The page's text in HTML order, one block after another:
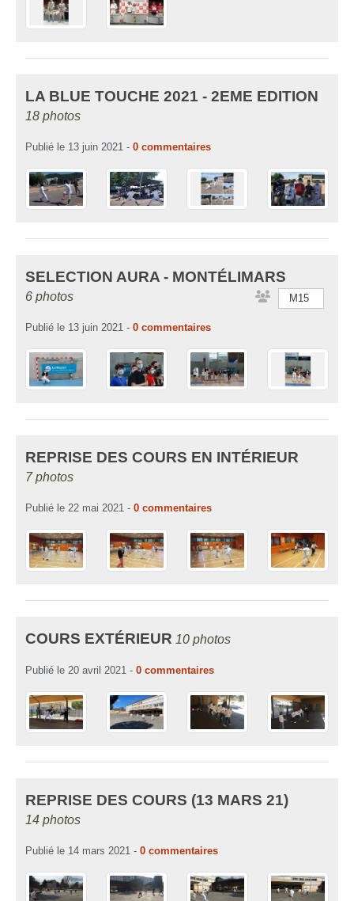
LA BLUE TOUCHE 2021 - 2EME EDITION
18 photos
Publié le 13 juin 2021 - 0 commentaires
SELECTION AURA - MONTÉLIMARS
6 photos M15
Publié le 13 juin 2021 - 0 commentaires
REPRISE DES COURS EN INTÉRIEUR
7 photos
Publié le 22 mai 2021 - 0 commentaires
COURS EXTÉRIEUR 10 photos
Publié le 20 avril 2021 - 0 commentaires
REPRISE DES COURS (13 MARS 21)
14 photos
Publié le 14 mars 2021 - 0 commentaires